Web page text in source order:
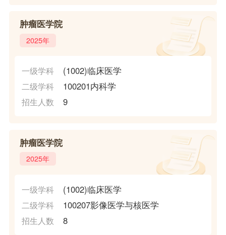
肿瘤医学院
2025年
一级学科 (1002)临床医学
二级学科 100201内科学
招生人数 9
肿瘤医学院
2025年
一级学科 (1002)临床医学
二级学科 100207影像医学与核医学
招生人数 8